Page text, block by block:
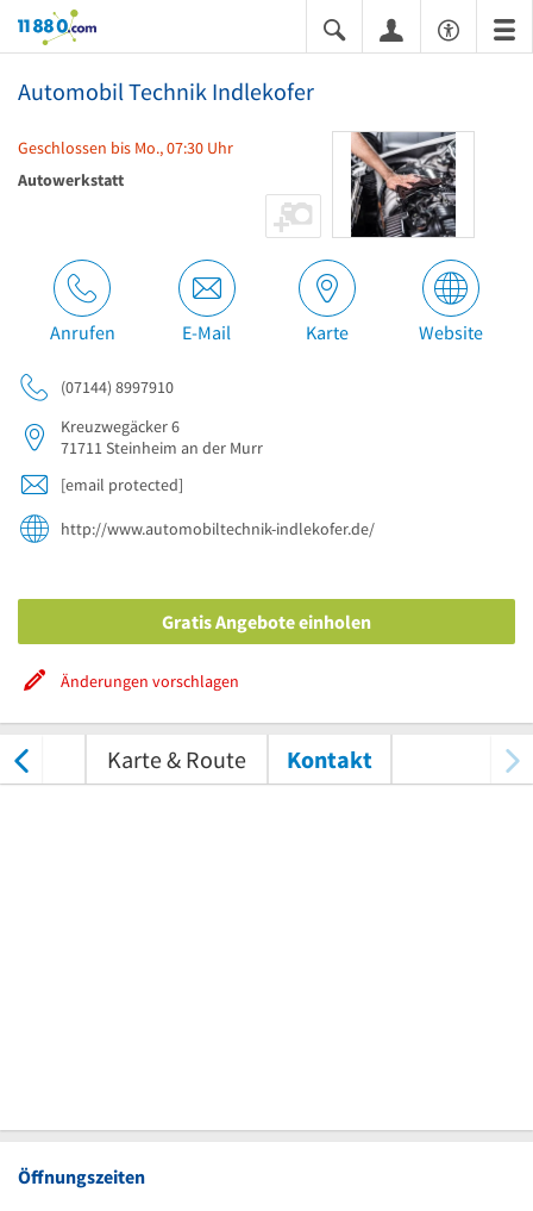
11880.com
Automobil Technik Indlekofer
Geschlossen bis Mo., 07:30 Uhr
Autowerkstatt
Anrufen E-Mail Karte Website
(07144) 8997910
Kreuzwegäcker 6
71711Steinheim an der Murr
[email protected]
http://www.automobiltechnik-indlekofer.de/
Gratis Angebote einholen
Änderungen vorschlagen
Karte & Route Kontakt
Öffnungszeiten